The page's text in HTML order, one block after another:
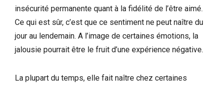
insécurité permanente quant à la fidélité de l’être aimé.
Ce qui est sûr, c’est que ce sentiment ne peut naître du
jour au lendemain. A l’image de certaines émotions, la
jalousie pourrait être le fruit d’une expérience négative.
La plupart du temps, elle fait naître chez certaines